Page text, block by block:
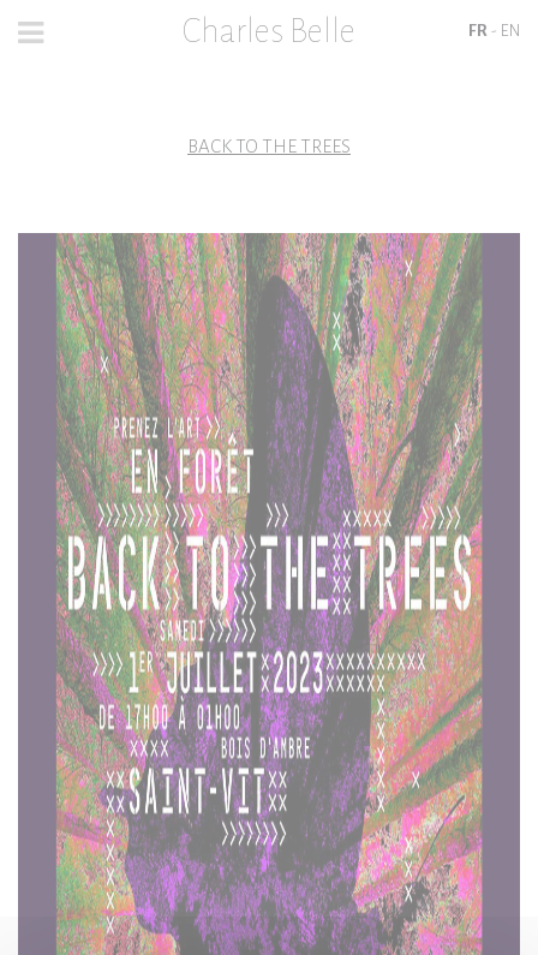
FR - EN
Charles Belle
BACK TO THE TREES
FILMS
LES ÉDITIONS
BIOGRAPHIE
PRESSE
CONTACT
MUSÉE VIRTUEL